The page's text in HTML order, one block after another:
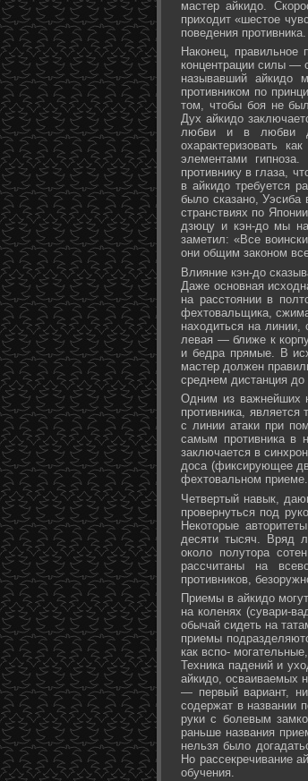
мастер айкидо.
приходит «шестое
поведения
Наконец, правильное
концентрации силы —
называвший айкидо
противником по
том, чтобы боя не
Дух айкидо
любви и в любви
охарактеризовать
элементами
противнику в глаза,
в айкидо требуется
было сказано, Уэсиба
странствиях по
дзюцу и кэн-до мы
заметил: «Все
они общим законом
Влияние кэн-до
Даже основная
на расстоянии в
фехтовальщика,
находиться на линии,
левая — ближе к
и бедра прямые. В
мастер должен
среднем дистанция до
Одним из важнейших
противника,
с линии атаки при
самым противника в
заключается в
доса (фиксирующее
фехтовальном
Четвертый навык,
провернуться под
Некоторые
десяти тысяч. Вряд
около полутора
рассчитаны на
противников,
Приемы в айкидо
на коленях (сувари-
обычай сидеть на
приемы
как вспо-
Техника падений и
айкидо, осваиваемых
— первый вариант,
содержат в названии
руки с болевым
раньше названия
нельзя было
Но рассекречивание
обучения.